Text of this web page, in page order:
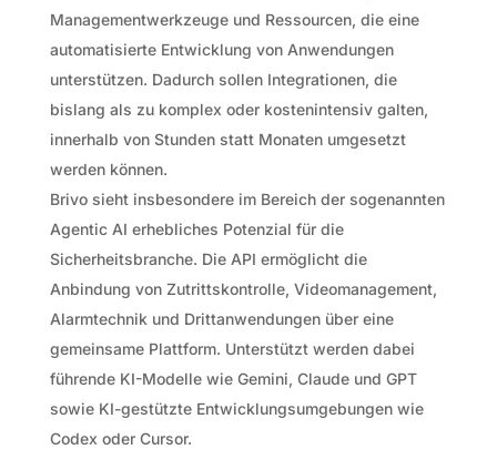
Managementwerkzeuge und Ressourcen, die eine
automatisierte Entwicklung von Anwendungen
unterstützen. Dadurch sollen Integrationen, die
bislang als zu komplex oder kostenintensiv galten,
innerhalb von Stunden statt Monaten umgesetzt
werden können.
Brivo sieht insbesondere im Bereich der sogenannten
Agentic AI erhebliches Potenzial für die
Sicherheitsbranche. Die API ermöglicht die
Anbindung von Zutrittskontrolle, Videomanagement,
Alarmtechnik und Drittanwendungen über eine
gemeinsame Plattform. Unterstützt werden dabei
führende KI-Modelle wie Gemini, Claude und GPT
sowie KI-gestützte Entwicklungsumgebungen wie
Codex oder Cursor.